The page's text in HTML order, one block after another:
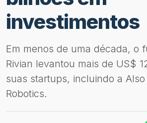
investimentos
Em menos de uma década, o
Rivian levantou mais de US$
suas startups, incluindo a
Robotics.